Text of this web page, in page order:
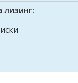
лизинг: